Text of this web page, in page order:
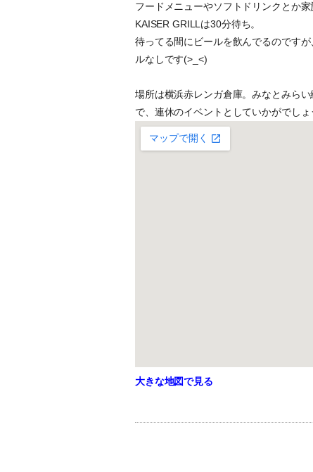
フードメニューやソフトドリンクとか
KAISER GRILLは30分待ち。
待ってる間にビールを飲んでるのです
ルなしです(>_<)
場所は横浜赤レンガ倉庫。みなとみら
で、連休のイベントとしていかがでしょ
大きな地図で見る